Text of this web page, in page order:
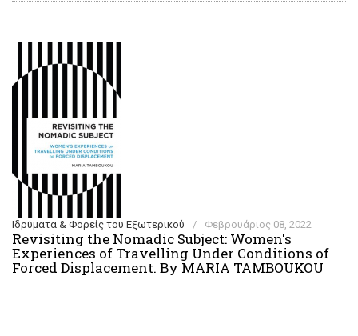
Ιδρύματα & Φορείς του Εξωτερικού / Φεβρουάριος 08, 2022
Revisiting the Nomadic Subject: Women's
Experiences of Travelling Under Conditions of
Forced Displacement. By MARIA TAMBOUKOU